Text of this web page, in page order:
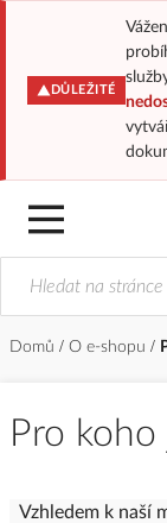
DŮLEŽITÉ
Domů O e-shopu
Pro koho
Vzhledem k naší